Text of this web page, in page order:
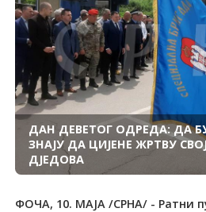
ДАН ДЕВЕТОГ ОДРЕДА: ДА
ЗНАЈУ ДА ЦИЈЕНЕ ЖРТВУ
ДЈЕДОВА
ФОЧА, 10. МАЈА /СРНА/ - Ратни